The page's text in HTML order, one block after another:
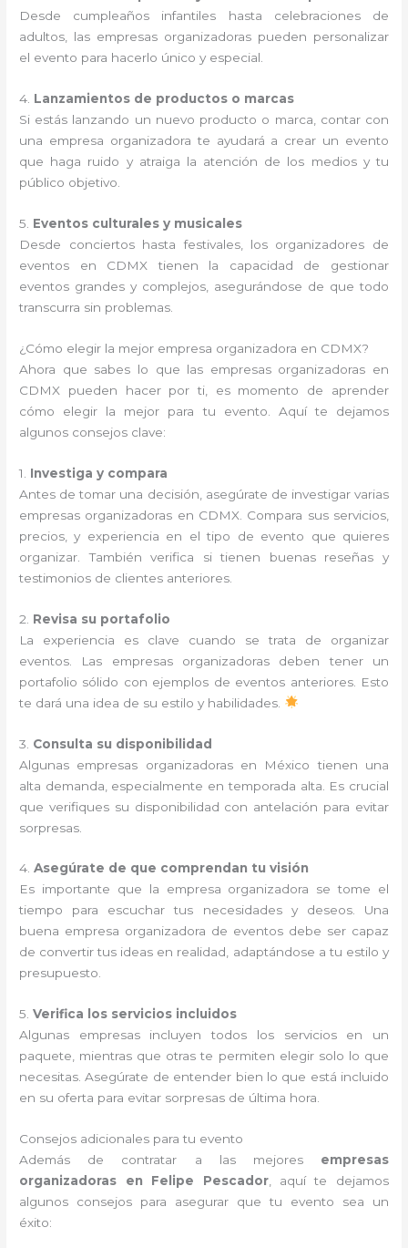
Desde cumpleaños infantiles hasta celebraciones de
adultos, las empresas organizadoras pueden personalizar
el evento para hacerlo único y especial.
4. Lanzamientos de productos o marcas
Si estás lanzando un nuevo producto o marca, contar con
una empresa organizadora te ayudará a crear un evento
que haga ruido y atraiga la atención de los medios y tu
público objetivo.
5. Eventos culturales y musicales
Desde conciertos hasta festivales, los organizadores de
eventos en CDMX tienen la capacidad de gestionar
eventos grandes y complejos, asegurándose de que todo
transcurra sin problemas.
¿Cómo elegir la mejor empresa organizadora en CDMX?
Ahora que sabes lo que las empresas organizadoras en
CDMX pueden hacer por ti, es momento de aprender
cómo elegir la mejor para tu evento. Aquí te dejamos
algunos consejos clave:
1. Investiga y compara
Antes de tomar una decisión, asegúrate de investigar varias
empresas organizadoras en CDMX. Compara sus servicios,
precios, y experiencia en el tipo de evento que quieres
organizar. También verifica si tienen buenas reseñas y
testimonios de clientes anteriores.
2. Revisa su portafolio
La experiencia es clave cuando se trata de organizar
eventos. Las empresas organizadoras deben tener un
portafolio sólido con ejemplos de eventos anteriores. Esto
te dará una idea de su estilo y habilidades.
3. Consulta su disponibilidad
Algunas empresas organizadoras en México tienen una
alta demanda, especialmente en temporada alta. Es crucial
que verifiques su disponibilidad con antelación para evitar
sorpresas.
4.Asegúrate de que comprendan tu visión
Es importante que la empresa organizadora se tome el
tiempo para escuchar tus necesidades y deseos. Una
buena empresa organizadora de eventos debe ser capaz
de convertir tus ideas en realidad, adaptándose a tu estilo y
presupuesto.
5.Verifica los servicios incluidos
Algunas empresas incluyen todos los servicios en un
paquete, mientras que otras te permiten elegir solo lo que
necesitas. Asegúrate de entender bien lo que está incluido
en su oferta para evitar sorpresas de última hora.
Consejos adicionales para tu evento
Además de contratar a las mejores empresas
organizadoras en Felipe Pescador, aquí te dejamos
algunos consejos para asegurar que tu evento sea un
éxito: